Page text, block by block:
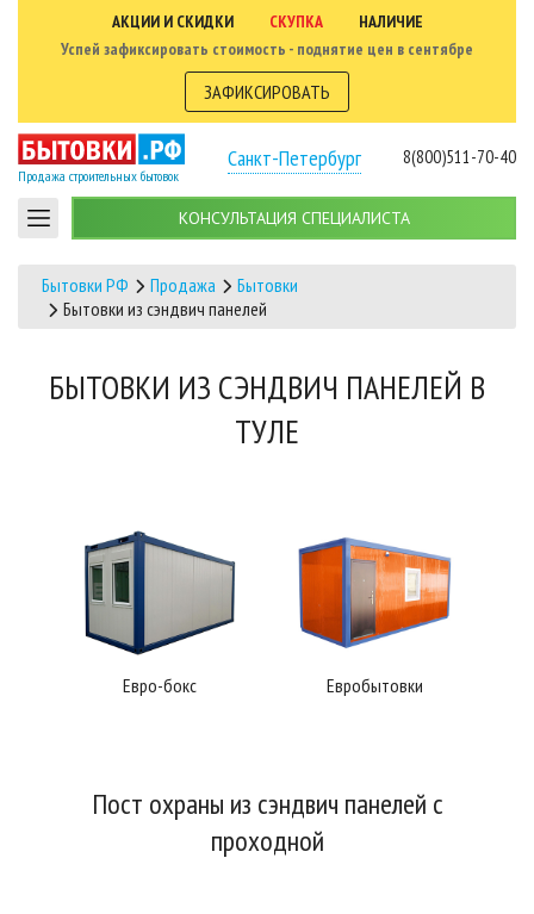
АКЦИИ И СКИДКИ СКУПКА
НАЛИЧИЕ
Успей зафиксировать стоимость - поднятие цен в сентябре
ЗАФИКСИРОВАТЬ
Продажа строительных бытовок
Санкт-Петербург 8(800)511-70-40
КОНСУЛЬТАЦИЯ СПЕЦИАЛИСТА
Бытовки РФ Продажа
Бытовки
Бытовки из сэндвич панелей
БЫТОВКИ ИЗ СЭНДВИЧ ПАНЕЛЕЙ В
ТУЛЕ
Евро-бокс Евробытовки
Пост охраны из сэндвич панелей с
проходной